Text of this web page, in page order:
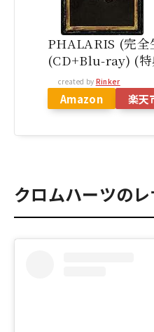
PHALARIS (完全
(CD+Blu-ray) (特
created by Rinker
Amazon 楽天
クロムハーツの